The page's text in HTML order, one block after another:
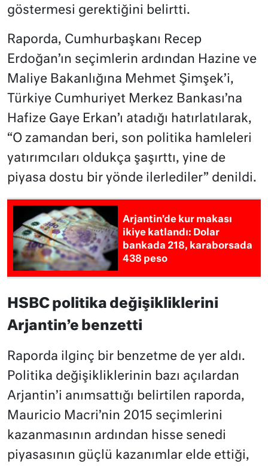
göstermesi gerektiğini belirtti.
Raporda, Cumhurbaşkanı Recep
Erdoğan’ın seçimlerin ardından Hazine ve
Maliye Bakanlığına Mehmet Şimşek’i,
Türkiye Cumhuriyet Merkez Bankası’na
Hafize Gaye Erkan’ı atadığı hatırlatılarak,
“O zamandan beri, son politika hamleleri
yatırımcıları oldukça şaşırttı, yine de
piyasa dostu bir yönde ilerlediler” denildi.
Arjantin’de kur makası
ikiye katlandı: Dolar
bankada 218, karaborsada
438 peso
HSBC politika değişikliklerini
Arjantin’e benzetti
Raporda ilginç bir benzetme de yer aldı.
Politika değişikliklerinin bazı açılardan
Arjantin’i anımsattığı belirtilen raporda,
Mauricio Macri’nin 2015 seçimlerini
kazanmasının ardından hisse senedi
piyasasının güçlü kazanımlar elde ettiği,